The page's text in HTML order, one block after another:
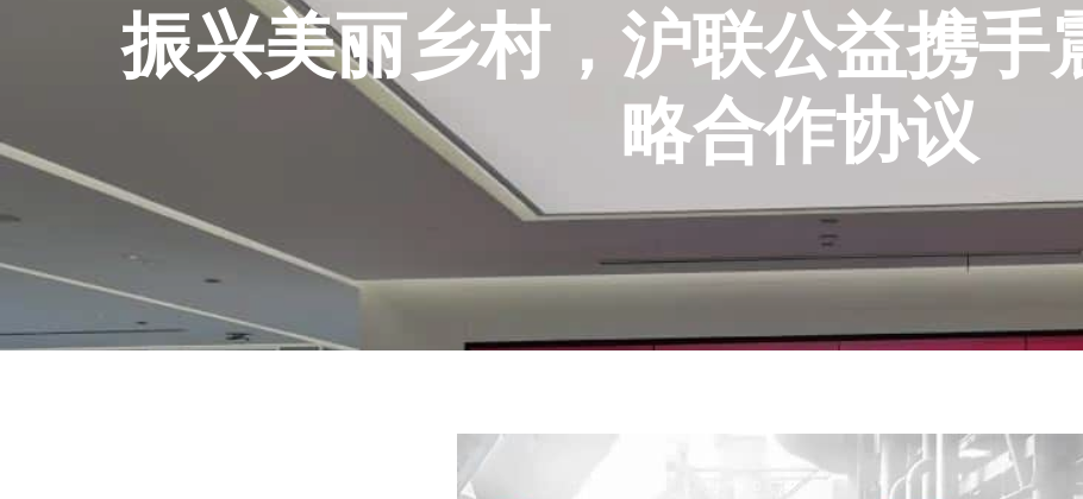
振兴美丽乡村，沪联公益携手
略合作协议